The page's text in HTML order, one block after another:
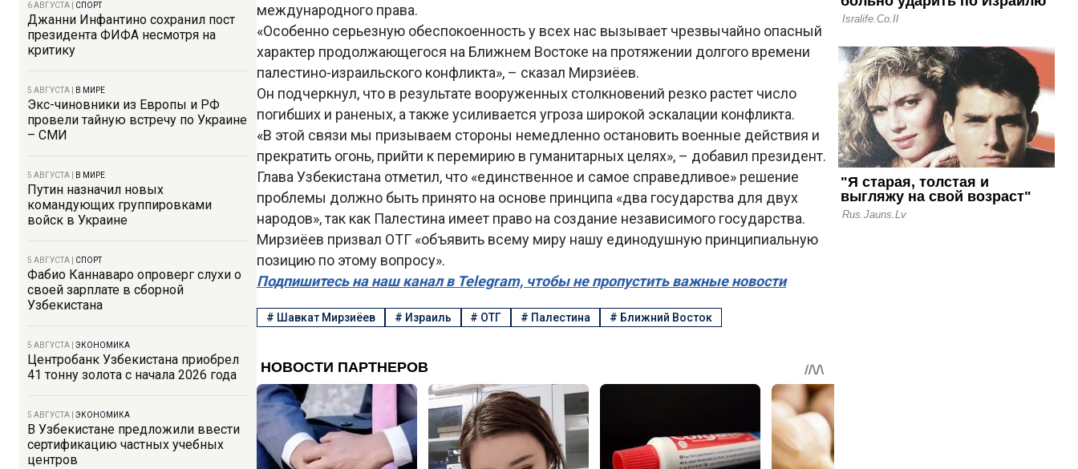
6 АВГУСТА СПОРТ
Джанни Инфантино сохранил пост
президента ФИФА несмотря на
критику
5 АВГУСТА В МИРЕ
Экс-чиновники из Европы и РФ
провели тайную встречу по Украине
– СМИ
5 АВГУСТА В МИРЕ
Путин назначил новых
командующих группировками
войск в Украине
5 АВГУСТА СПОРТ
Фабио Каннаваро опроверг слухи о
своей зарплате в сборной
Узбекистана
5 АВГУСТА ЭКОНОМИКА
Центробанк Узбекистана приобрел
41 тонну золота с начала 2026 года
5 АВГУСТА ЭКОНОМИКА
В Узбекистане предложили ввести
сертификацию частных учебных
центров
международного права.
«Особенно серьезную обеспокоенность у всех нас вызывает чрезвычайно опасный
характер продолжающегося на Ближнем Востоке на протяжении долгого времени
палестино-израильского конфликта», – сказал Мирзиёев.
Он подчеркнул, что в результате вооруженных столкновений резко растет число
погибших и раненых, а также усиливается угроза широкой эскалации конфликта.
«В этой связи мы призываем стороны немедленно остановить военные действия и
прекратить огонь, прийти к перемирию в гуманитарных целях», – добавил президент.
Глава Узбекистана отметил, что «единственное и самое справедливое» решение
проблемы должно быть принято на основе принципа «два государства для двух
народов», так как Палестина имеет право на создание независимого государства.
Мирзиёев призвал ОТГ «объявить всему миру нашу единодушную принципиальную
позицию по этому вопросу».
Подпишитесь на наш канал в Telegram, чтобы не пропустить важные новости
# Шавкат Мирзиёев # Израиль # ОТГ # Палестина # Ближний Восток